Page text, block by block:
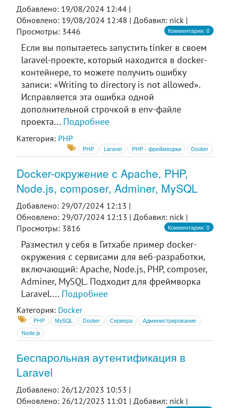
Добавлено: 19/08/2024 12:44 |
Обновлено: 19/08/2024 12:48 |Добавил: nick |
Просмотры: 3446
Комментарии: 0
Если вы попытаетесь запустить tinker в своем
laravel-проекте, который находится в docker-
контейнере, то можете получить ошибку
записи: «Writing to directory is not allowed».
Исправляется эта ошибка одной
дополнительной строчкой в env-файле
проекта... Подробнее
Категория: PHP
PHP Laravel PHP - фреймворки Docker
Docker-окружение с Apache, PHP,
Node.js, composer, Adminer, MySQL
Добавлено: 29/07/2024 12:13 |
Обновлено: 29/07/2024 12:13 | Добавил: nick |
Просмотры: 3816
Комментарии: 0
Разместил у себя в Гитхабе пример docker-
окружения с сервисами для веб-разработки,
включающий: Apache, Node.js, PHP, composer,
Adminer, MySQL. Подходит для фреймворка
Laravel.... Подробнее
Категория: Docker
PHP MySQL Docker Сервера
Администрирование
Node.js
Беспарольная аутентификация в
Laravel
Добавлено: 26/12/2023 10:53 |
Обновлено: 26/12/2023 11:01 |Добавил: nick |